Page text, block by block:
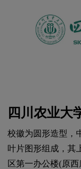
四川农业大
校徽为圆形造型，
叶片图形组成，其
区第一办公楼(原